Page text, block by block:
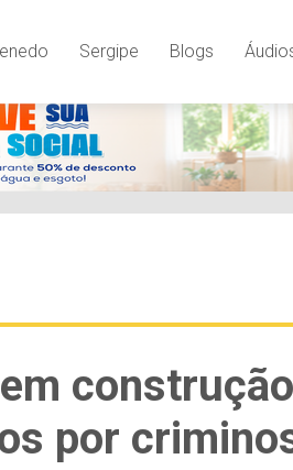
Sergipe Blogs
por